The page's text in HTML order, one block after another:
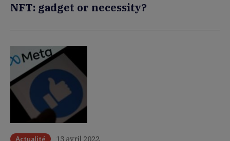
NFT: gadget or necessity?
Actualité 13 avril 2022